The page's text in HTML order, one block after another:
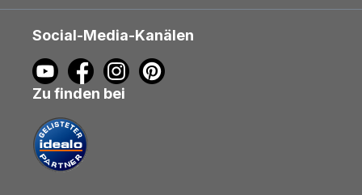
Social-Media-Kanälen
Zu finden bei